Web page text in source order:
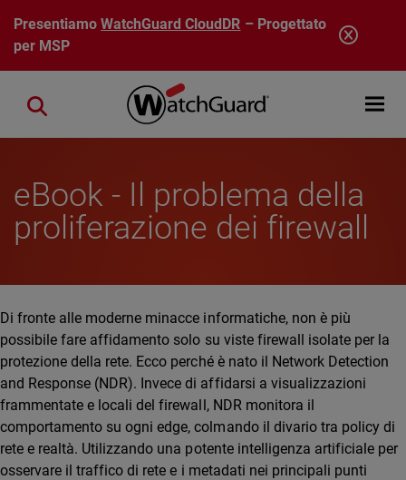
Salta al contenuto principale
PresentiamoWatchGuard CloudDR – Progettato
per MSP
Open
Close search
eBook - Il problema della
proliferazione dei firewall
Di fronte alle moderne minacce informatiche, non è più
possibile fare affidamento solo su viste firewall isolate per la
protezione della rete. Ecco perché è nato il Network Detection
and Response (NDR). Invece di affidarsi a visualizzazioni
frammentate e locali del firewall, NDR monitora il
comportamento su ogni edge, colmando il divario tra policy di
rete e realtà. Utilizzando una potente intelligenza artificiale per
osservare il traffico di rete e i metadati nei principali punti